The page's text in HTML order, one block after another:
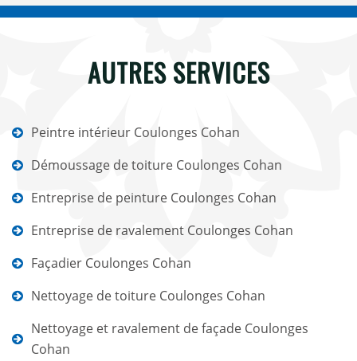
AUTRES SERVICES
Peintre intérieur Coulonges Cohan
Démoussage de toiture Coulonges Cohan
Entreprise de peinture Coulonges Cohan
Entreprise de ravalement Coulonges Cohan
Façadier Coulonges Cohan
Nettoyage de toiture Coulonges Cohan
Nettoyage et ravalement de façade Coulonges
Cohan